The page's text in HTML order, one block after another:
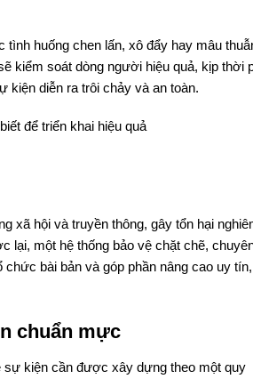
huống chen lấn, xô đẩy hay mâu
kiểm soát dòng người hiệu quả, kịp thời
kiện diễn ra trôi chảy và an toàn.
xã hội và truyền thông, gây tổn hại
lại, một hệ thống bảo vệ chặt chẽ,
bài bản và góp phần nâng cao uy
chuẩn mực
sự kiện cần được xây dựng theo một quy